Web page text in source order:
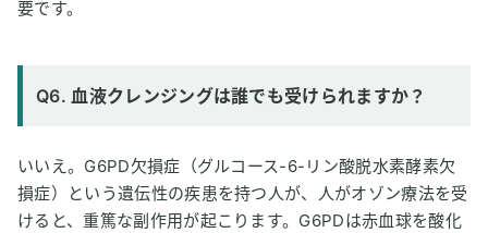
要です。
Q6. 血液クレンジングは誰でも受けられますか？
いいえ。G6PD欠損症（グルコース-6-リン酸脱水素酵素欠
損症）という遺伝性の疾患を持つ人が、人がオゾン療法を受
けると、重篤な副作用が起こります。G6PDは赤血球を酸化